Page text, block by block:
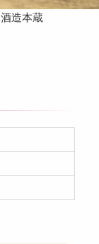
酒造本蔵